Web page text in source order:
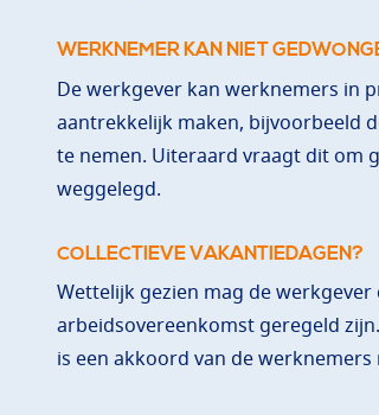
WERKNEMER KAN NIET
De werkgever kan werknemers in
aantrekkelijk maken, bijvoorbeeld
te nemen. Uiteraard vraagt dit om
weggelegd.
COLLECTIEVE VAKANTIEDAGEN?
Wettelijk gezien mag de
arbeidsovereenkomst geregeld
is een akkoord van de